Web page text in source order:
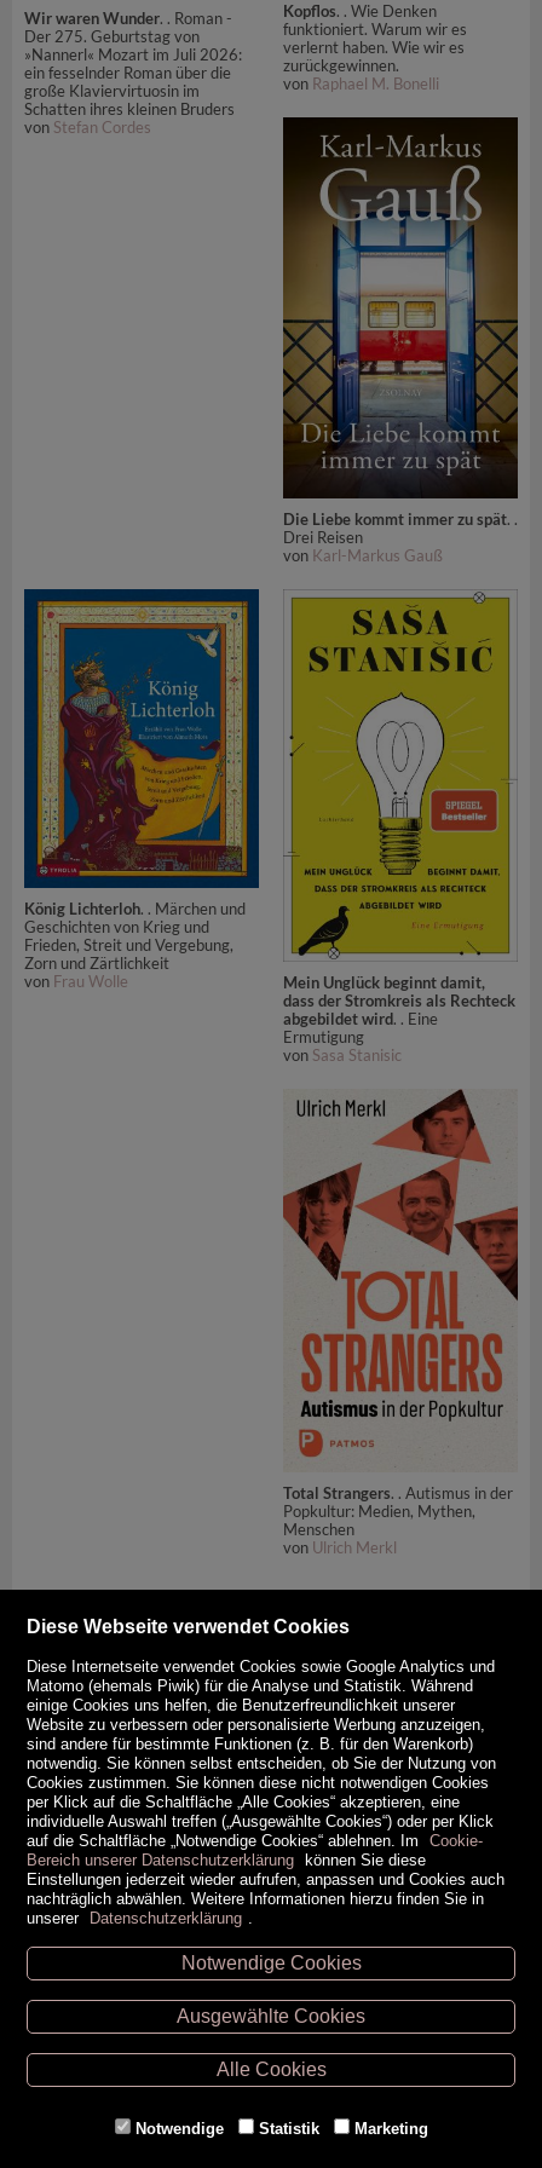
Wir waren Wunder. . Roman -
Der 275. Geburtstag von
»Nannerl« Mozart im Juli 2026:
ein fesselnder Roman über die
große Klaviervirtuosin im
Schatten ihres kleinen Bruders
von Stefan Cordes
Kopflos. . Wie Denken
funktioniert. Warum wir es
verlernt haben. Wie wir es
zurückgewinnen.
von Raphael M. Bonelli
Die Liebe kommt immer zu spät. .
Drei Reisen
von Karl-Markus Gauß
König Lichterloh. . Märchen und
Geschichten von Krieg und
Frieden, Streit und Vergebung,
Zorn und Zärtlichkeit
von Frau Wolle
Mein Unglück beginnt damit,
dass der Stromkreis als Rechteck
abgebildet wird. . Eine
Ermutigung
von Sasa Stanisic
Total Strangers. . Autismus in der
Popkultur: Medien, Mythen,
Menschen
von Ulrich Merkl
Unsere Öffnungszeiten
Retz -02942/20433
Hollabrunn -02952/30057
Eggenburg -02984/3836
Gmünd -
Diese Webseite verwendet Cookies
Diese Internetseite verwendet Cookies sowie Google Analytics und
Matomo (ehemals Piwik) für die Analyse und Statistik. Während
einige Cookies uns helfen, die Benutzerfreundlichkeit unserer
Website zu verbessern oder personalisierte Werbung anzuzeigen,
sind andere für bestimmte Funktionen (z. B. für den Warenkorb)
notwendig. Sie können selbst entscheiden, ob Sie der Nutzung von
Cookies zustimmen. Sie können diese nicht notwendigen Cookies
per Klick auf die Schaltfläche „Alle Cookies“ akzeptieren, eine
individuelle Auswahl treffen („Ausgewählte Cookies“) oder per Klick
auf die Schaltfläche „Notwendige Cookies“ ablehnen. Im
Cookie-
Bereich unserer Datenschutzerklärung können Sie diese
Einstellungen jederzeit wieder aufrufen, anpassen und Cookies auch
nachträglich abwählen. Weitere Informationen hierzu finden Sie in
unserer Datenschutzerklärung
Notwendige Cookies
Ausgewählte Cookies
Alle Cookies
Notwendige Statistik Marketing